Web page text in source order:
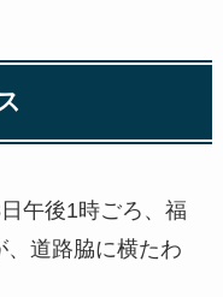
午後1時ごろ、福
、道路脇に横たわ